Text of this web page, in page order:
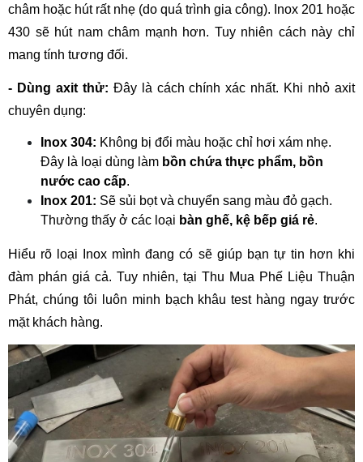
châm hoặc hút rất nhẹ (do quá trình gia công). Inox 201 hoặc
430 sẽ hút nam châm mạnh hơn. Tuy nhiên cách này chỉ
mang tính tương đối.
- Dùng axit thử: Đây là cách chính xác nhất. Khi nhỏ axit
chuyên dụng:
Inox 304: Không bị đổi màu hoặc chỉ hơi xám nhẹ.
Đây là loại dùng làm bồn chứa thực phẩm, bồn
nước cao cấp.
Inox 201: Sẽ sủi bọt và chuyển sang màu đỏ gạch.
Thường thấy ở các loại bàn ghế, kệ bếp giá rẻ.
Hiểu rõ loại Inox mình đang có sẽ giúp bạn tự tin hơn khi
đàm phán giá cả. Tuy nhiên, tại Thu Mua Phế Liệu Thuận
Phát, chúng tôi luôn minh bạch khâu test hàng ngay trước
mặt khách hàng.